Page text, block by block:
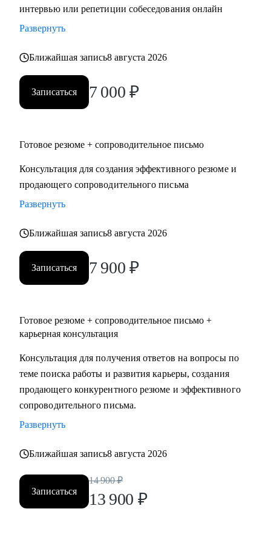
интервью или репетиции собеседования онлайн
Развернуть
Ближайшая запись8 августа 2026
Записаться 7 000 ₽
Готовое резюме + сопроводительное письмо
Консультация для создания эффективного резюме и
продающего сопроводительного письма
Развернуть
Ближайшая запись8 августа 2026
Записаться 7 900 ₽
Готовое резюме + сопроводительное письмо +
карьерная консультация
Консультация для получения ответов на вопросы по
теме поиска работы и развития карьеры, создания
продающего конкурентного резюме и эффективного
сопроводительного письма.
Развернуть
Ближайшая запись8 августа 2026
Записаться
14 900 ₽
13 900 ₽